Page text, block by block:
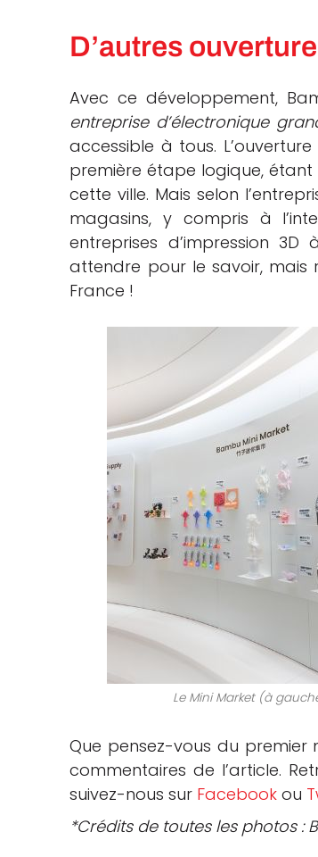
D’autres
Avec ce développement,
entreprise d’électronique
accessible à tous.
première étape logique, étant
cette ville. Mais selon
magasins, y compris à
entreprises d’impression
attendre pour le savoir, mais
France !
Le Mini Market (à
Que pensez-vous du
commentaires de l’article.
suivez-nous sur Facebook ou
*Crédits de toutes les photos :